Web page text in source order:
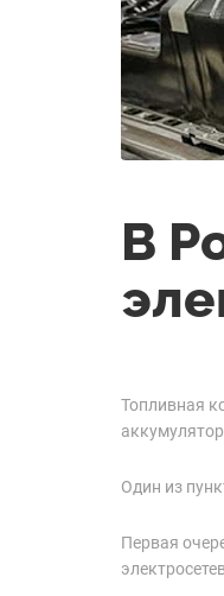
В
Топливная
Один из
Первая